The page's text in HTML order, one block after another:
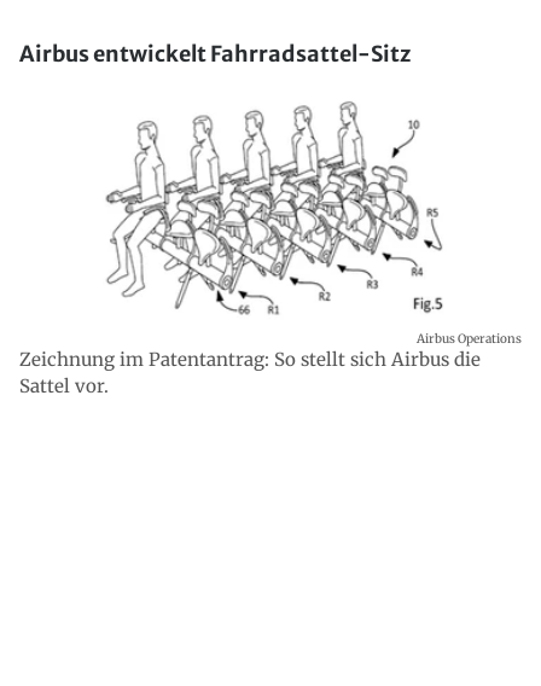
Airbus entwickelt Fahrradsattel-Sitz
Zeichnung im Patentantrag: So stellt sich Airbus die
Sattel vor.
Airbus Operations